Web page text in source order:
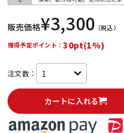
販売価格¥3,300 （税込）
獲得予定ポイント：30pt(1%)
注文数：
カートに入れる